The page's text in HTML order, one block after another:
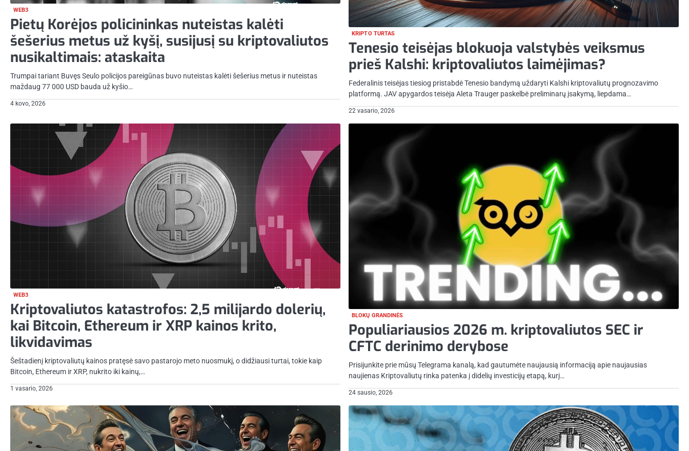
WEB3
Pietų Korėjos policininkas nuteistas kalėti
šešerius metus už kyšį, susijusį su kriptovaliutos
nusikaltimais: ataskaita
Trumpai tariant Buvęs Seulo policijos pareigūnas buvo nuteistas kalėti šešerius metus ir nuteistas
maždaug 77 000 USD bauda už kyšio…
4 kovo, 2026
KRIPTO TURTAS
Tenesio teisėjas blokuoja valstybės veiksmus
prieš Kalshi: kriptovaliutos laimėjimas?
Federalinis teisėjas tiesiog pristabdė Tenesio bandymą uždaryti Kalshi kriptovaliutų prognozavimo
platformą. JAV apygardos teisėja Aleta Trauger paskelbė preliminarų įsakymą, liepdama…
22 vasario, 2026
WEB3
Kriptovaliutos katastrofos: 2,5 milijardo dolerių,
kai Bitcoin, Ethereum ir XRP kainos krito,
likvidavimas
Šeštadienį kriptovaliutų kainos pratęsė savo pastarojo meto nuosmukį, o didžiausi turtai, tokie kaip
Bitcoin, Ethereum ir XRP, nukrito iki kainų,…
1 vasario, 2026
BLOKŲ GRANDINĖS
Populiariausios 2026 m. kriptovaliutos SEC ir
CFTC derinimo derybose
Prisijunkite prie mūsų Telegrama kanalą, kad gautumėte naujausią informaciją apie naujausias
naujienas Kriptovaliutų rinka patenka į didelių investicijų etapą, kurį…
24 sausio, 2026